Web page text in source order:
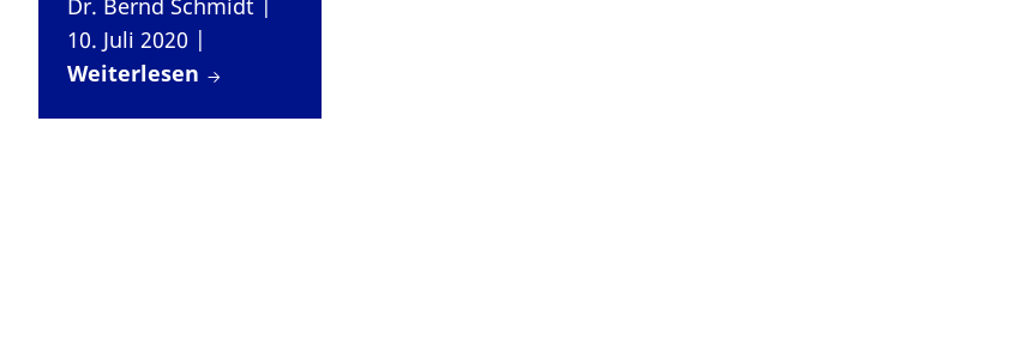
Dr. Bernd Schmidt |
10. Juli 2020 |
Weiterlesen